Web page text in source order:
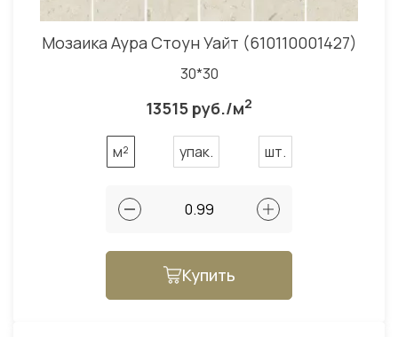
Мозаика Аура Стоун Уайт (610110001427)
30*30
13515 руб./м2
м² упак. шт.
Купить